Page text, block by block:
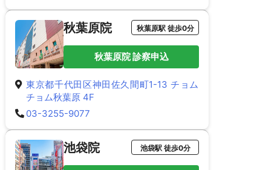
秋葉原院 秋葉原駅 徒歩0分
秋葉原院 診察申込
東京都千代田区神田佐久間町1-13 チョム
チョム秋葉原 4F
03-3255-9077
池袋院 池袋駅 徒歩0分